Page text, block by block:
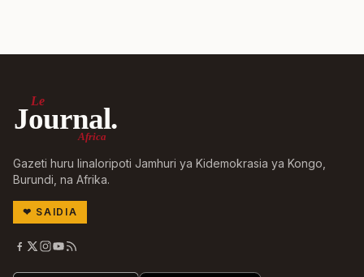
Le
Journal.
Africa
Gazeti huru linaloripoti Jamhuri ya Kidemokrasia ya Kongo,
Burundi, na Afrika.
❤ SAIDIA